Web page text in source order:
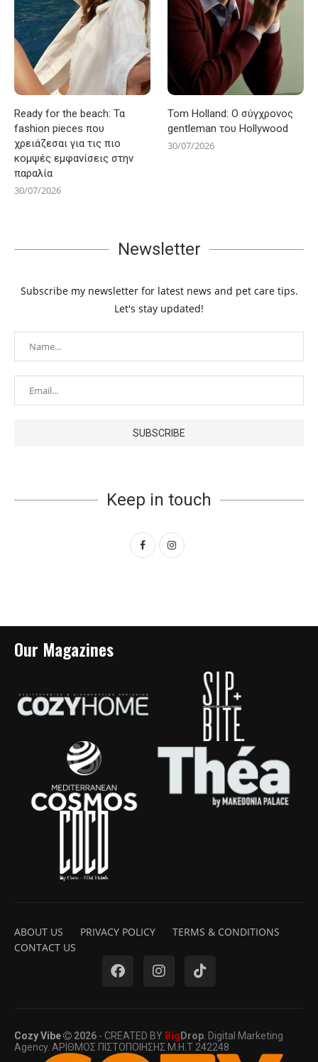
Ready for the beach: Τα
fashion pieces που
χρειάζεσαι για τις πιο
κομψές εμφανίσεις στην
παραλία
30/07/2026
Tom Holland: Ο σύγχρονος
gentleman του Hollywood
30/07/2026
Newsletter
Subscribe my newsletter for latest news and pet care tips.
Let's stay updated!
Keep in touch
Our Magazines
ABOUT US PRIVACY POLICY
TERMS & CONDITIONS
CONTACT US
Cozy Vibe 2026 - CREATED BY Big Drop . Digital Marketing
Agency. ΑΡΙΘΜΟΣ ΠΙΣΤΟΠΟΙΗΣΗΣ Μ.Η.Τ 242248